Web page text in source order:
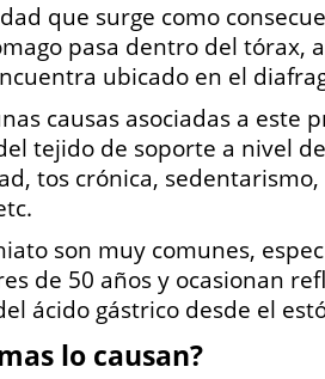
que surge como
pasa dentro del tórax,
ubicado en el
causas asociadas a este
tejido de soporte a nivel
tos crónica,
son muy comunes,
de 50 años y ocasionan
ácido gástrico desde el
lo causan?